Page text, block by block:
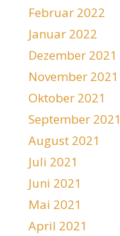
Februar 2022
Januar 2022
Dezember 2021
November 2021
Oktober 2021
September 2021
August 2021
Juli 2021
Juni 2021
Mai 2021
April 2021